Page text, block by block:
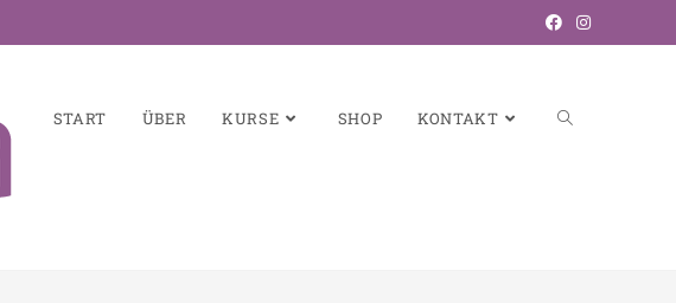
START ÜBER KURSE SHOP KONTAKT